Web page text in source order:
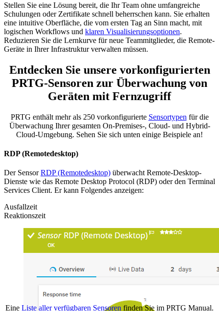
Stellen Sie eine Lösung bereit, die Ihr Team ohne umfangreiche
Schulungen oder Zertifikate schnell beherrschen kann. Sie erhalten
eine intuitive Oberfläche, die vom ersten Tag an Sinn macht, mit
logischen Workflows und klaren Visualisierungsoptionen.
Reduzieren Sie die Lernkurve für neue Teammitglieder, die Remote-
Geräte in Ihrer Infrastruktur verwalten müssen.
Entdecken Sie unsere vorkonfigurierten
PRTG-Sensoren zur Überwachung von
Geräten mit Fernzugriff
PRTG enthält mehr als 250 vorkonfigurierte Sensortypen für die
Überwachung Ihrer gesamten On-Premises-, Cloud- und Hybrid-
Cloud-Umgebung. Sehen Sie sich unten einige Beispiele an!
RDP (Remotedesktop)
Der SensorRDP (Remotedesktop) überwacht Remote-Desktop-
Dienste wie das Remote Desktop Protocol (RDP) oder den Terminal
Services Client. Er kann Folgendes anzeigen:
Ausfallzeit
Reaktionszeit
Eine Liste aller verfügbaren Sensoren finden Sie im PRTG Manual.